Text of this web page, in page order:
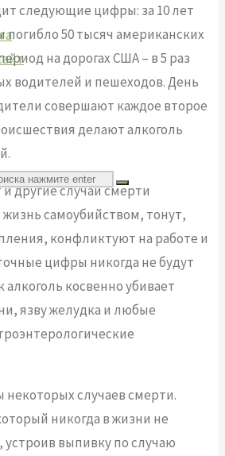
следующие цифры: за 10 лет
50 тысяч американских
на дорогах США – в 5 раз
водителей и пешеходов. День
совершают каждое второе
делают алкоголь
другие случаи смерти
самоубийством, тонут,
конфликтуют на работе и
цифры никогда не будут
косвенно убивает
язву желудка и любые
случаев смерти.
никогда в жизни не
устроив выпивку по случаю